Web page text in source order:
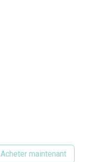
Acheter maintenant